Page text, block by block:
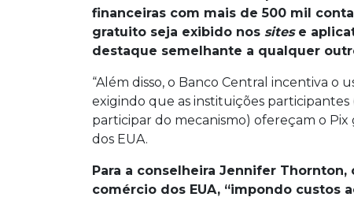
financeiras com mais de 500 mil
gratuito seja exibido nos sitese
destaque semelhante a qualquer
“Além disso, o Banco Central incentiva o
exigindo que as instituições
participar do mecanismo) ofereçam o
dos EUA.
Para a conselheira Jennifer
comércio dos EUA, “impondo custos